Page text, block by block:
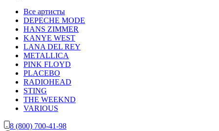
Все артисты
DEPECHE MODE
HANS ZIMMER
KANYE WEST
LANA DEL REY
METALLICA
PINK FLOYD
PLACEBO
RADIOHEAD
STING
THE WEEKND
VARIOUS
8 (800) 700-41-98